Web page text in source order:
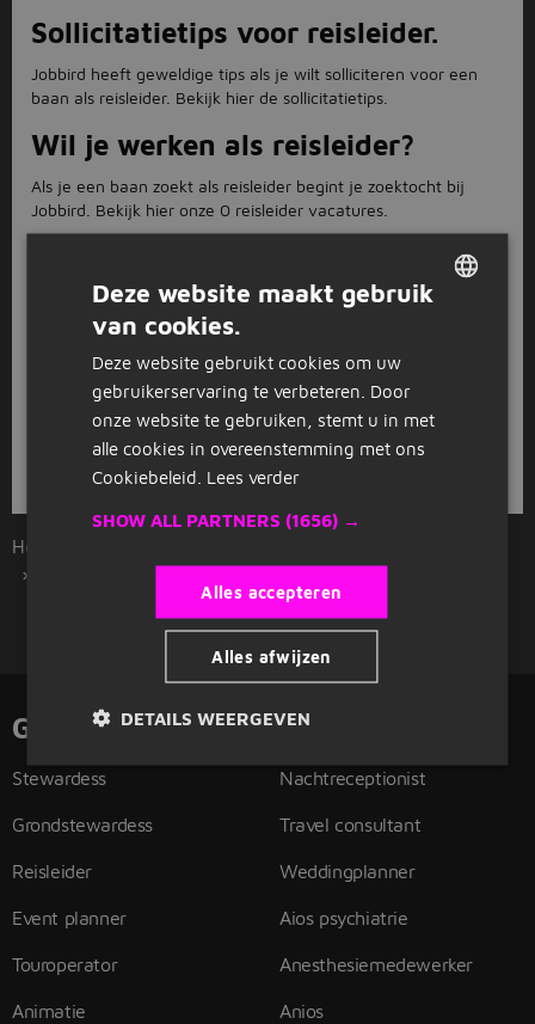
Sollicitatietips voor reisleider.
Jobbird heeft geweldige tips als je wilt solliciteren voor een
baan als reisleider. Bekijk hier de sollicitatietips.
Wil je werken als reisleider?
Als je een baan zoekt als reisleider begint je zoektocht bij
Jobbird. Bekijk hier onze 0 reisleider vacatures.
Jobbird heeft 0 vacatures voor de functie reisleider. Zoek jij
een nieuwe uitdaging of een toffe eerste baan? Bekijk dan
Waar kan ik werken als reisleider?
Jobbird heeft vacatures voor reisleider door het hele land. Zo
kun je zoeken naar banen bij jou in de buurt, of binnen een
radius van 5, 10, 30 of 50 km.
Home
Gerelateerde functies
Stewardess
Grondstewardess
Reisleider
Event planner
Touroperator
Animatie
Nachtreceptionist
Travel consultant
Weddingplanner
Aios psychiatrie
Anesthesiemedewerker
Anios
Deze website maakt gebruik
van cookies.
Deze website gebruikt cookies om uw
gebruikerservaring te verbeteren. Door
onze website te gebruiken, stemt u in met
alle cookies in overeenstemming met ons
Cookiebeleid. Lees verder
SHOW ALL PARTNERS (1656) →
Alles accepteren
Alles afwijzen
DETAILS WEERGEVEN